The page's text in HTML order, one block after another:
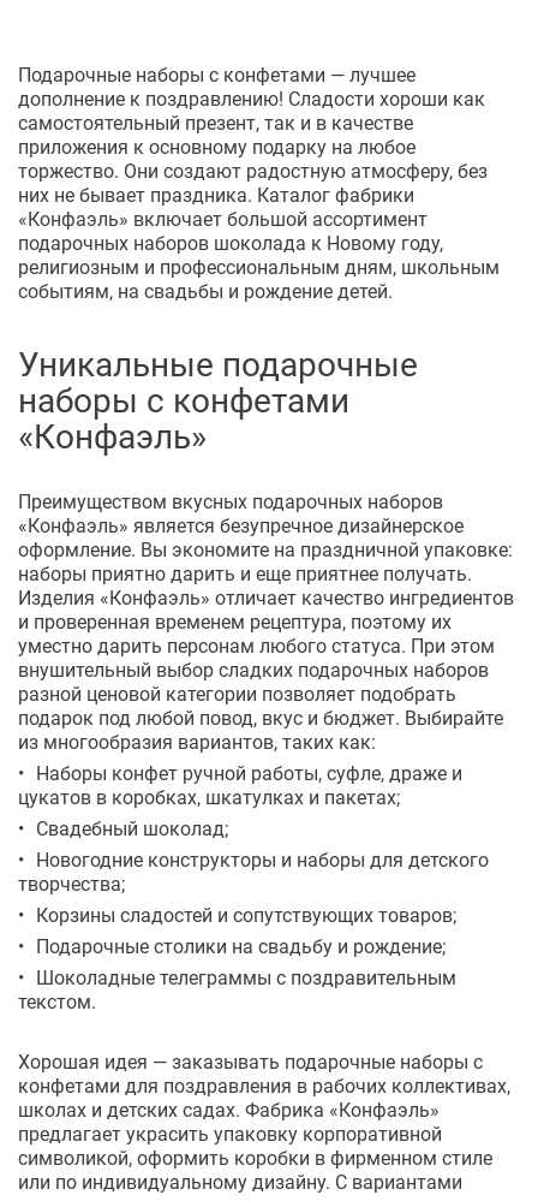
Подарочные наборы с конфетами — лучшее
дополнение к поздравлению! Сладости хороши как
самостоятельный презент, так и в качестве
приложения к основному подарку на любое
торжество. Они создают радостную атмосферу, без
них не бывает праздника. Каталог фабрики
«Конфаэль» включает большой ассортимент
подарочных наборов шоколада к Новому году,
религиозным и профессиональным дням, школьным
событиям, на свадьбы и рождение детей.
Уникальные подарочные
наборы с конфетами
«Конфаэль»
Преимуществом вкусных подарочных наборов
«Конфаэль» является безупречное дизайнерское
оформление. Вы экономите на праздничной упаковке:
наборы приятно дарить и еще приятнее получать.
Изделия «Конфаэль» отличает качество ингредиентов
и проверенная временем рецептура, поэтому их
уместно дарить персонам любого статуса. При этом
внушительный выбор сладких подарочных наборов
разной ценовой категории позволяет подобрать
подарок под любой повод, вкус и бюджет. Выбирайте
из многообразия вариантов, таких как:
Наборы конфет ручной работы, суфле, драже и
цукатов в коробках, шкатулках и пакетах;
Свадебный шоколад;
Новогодние конструкторы и наборы для детского
творчества;
Корзины сладостей и сопутствующих товаров;
Подарочные столики на свадьбу и рождение;
Шоколадные телеграммы с поздравительным
текстом.
Хорошая идея — заказывать подарочные наборы с
конфетами для поздравления в рабочих коллективах,
школах и детских садах. Фабрика «Конфаэль»
предлагает украсить упаковку корпоративной
символикой, оформить коробки в фирменном стиле
или по индивидуальному дизайну. С вариантами